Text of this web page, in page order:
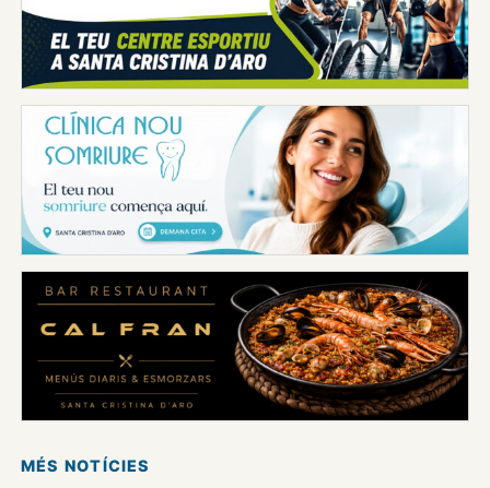
MÉS NOTÍCIES